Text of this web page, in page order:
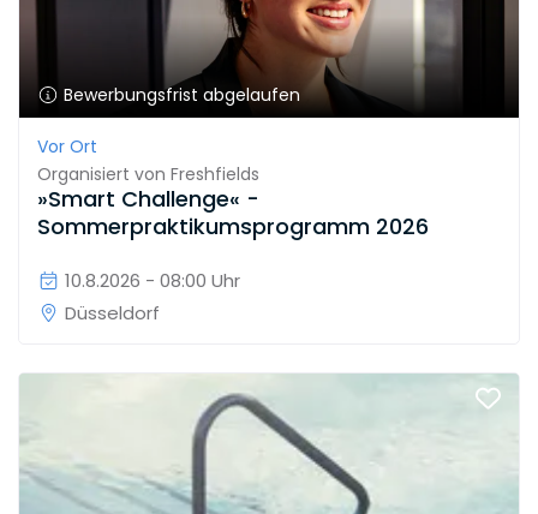
Bewerbungsfrist abgelaufen
Vor Ort
Organisiert von Freshfields
»Smart Challenge« -
Sommerpraktikumsprogramm 2026
10.8.2026 - 08:00 Uhr
Düsseldorf